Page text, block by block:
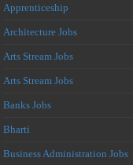
Apprenticeship
Architecture Jobs
Arts Stream Jobs
Arts Stream Jobs
Banks Jobs
Bharti
Business Administration Jobs